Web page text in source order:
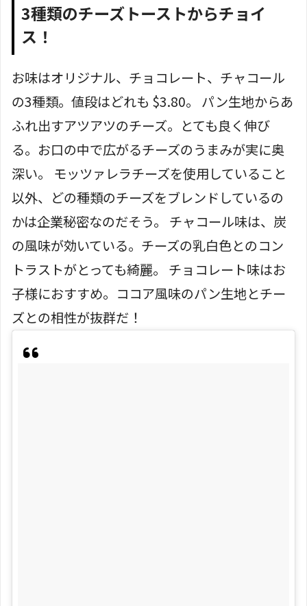
3種類のチーズトーストからチョイ
ス！
お味はオリジナル、チョコレート、チャコール
の3種類。値段はどれも $3.80。 パン生地からあ
ふれ出すアツアツのチーズ。とても良く伸び
る。お口の中で広がるチーズのうまみが実に奥
深い。 モッツァレラチーズを使用していること
以外、どの種類のチーズをブレンドしているの
かは企業秘密なのだそう。 チャコール味は、炭
の風味が効いている。チーズの乳白色とのコン
トラストがとっても綺麗。 チョコレート味はお
子様におすすめ。ココア風味のパン生地とチー
ズとの相性が抜群だ！